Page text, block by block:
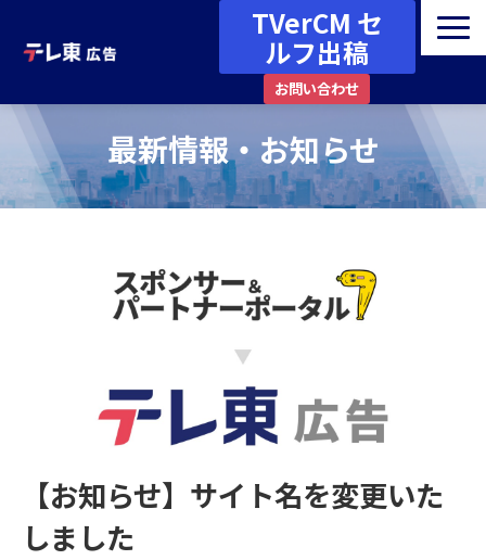
TVerCM セ
ルフ出稿
お問い合わせ
番組一覧
資料ダウンロード
事例・コラム
その他
最新情報・お知らせ
【お知らせ】サイト名を変更いた
しました